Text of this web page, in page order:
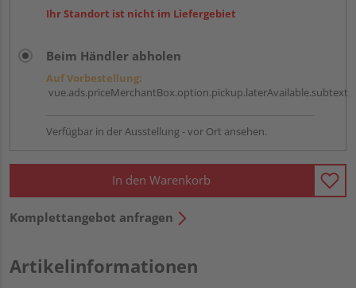
Ihr Standort ist nicht im Liefergebiet
Beim Händler abholen
Auf Vorbestellung:
vue.ads.priceMerchantBox.option.pickup.laterAvailable.subtext
Verfügbar in der Ausstellung - vor Ort ansehen.
In den Warenkorb
Komplettangebot anfragen
Artikelinformationen